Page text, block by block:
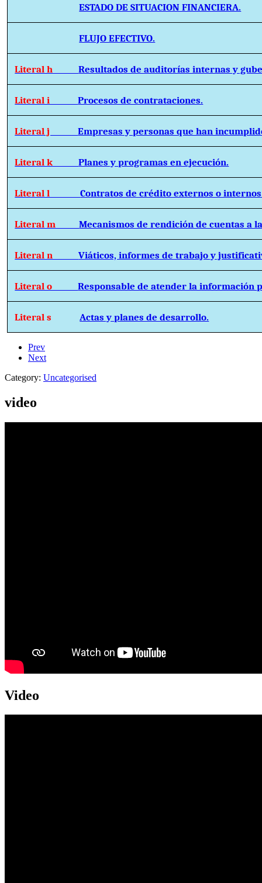
ESTADO DE SITUACION FINANCIERA.
FLUJO EFECTIVO.
Literal hResultados de auditorías internas y
Literal iProcesos de contrataciones.
Literal jEmpresas y personas que han
Literal kPlanes y programas en ejecución.
Literal lContratos de crédito externos o
Literal mMecanismos de rendición de cuentas a
Literal nViáticos, informes de trabajo y
Literal oResponsable de atender la información
Literal s Actas y planes de desarrollo.
Prev
Next
Category: Uncategorised
video
Video